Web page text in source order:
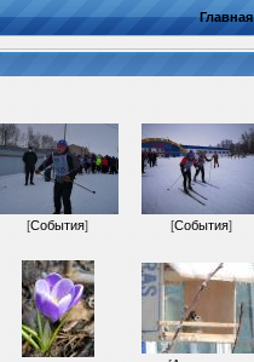
Главная
[События] [События]